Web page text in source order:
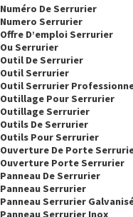
Numéro De Serrurier
Numero Serrurier
Offre D’emploi Serrurier
Ou Serrurier
Outil De Serrurier
Outil Serrurier
Outil Serrurier
Outillage Pour Serrurier
Outillage Serrurier
Outils De Serrurier
Outils Pour Serrurier
Ouverture De Porte
Ouverture Porte Serrurier
Panneau De Serrurier
Panneau Serrurier
Panneau Serrurier
Panneau Serrurier Inox